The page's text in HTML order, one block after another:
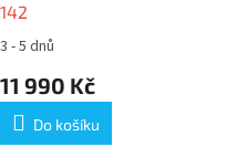
142
Průměrné
produktu
5,0
3 - 5 dnů
11 990 Kč
Do košíku